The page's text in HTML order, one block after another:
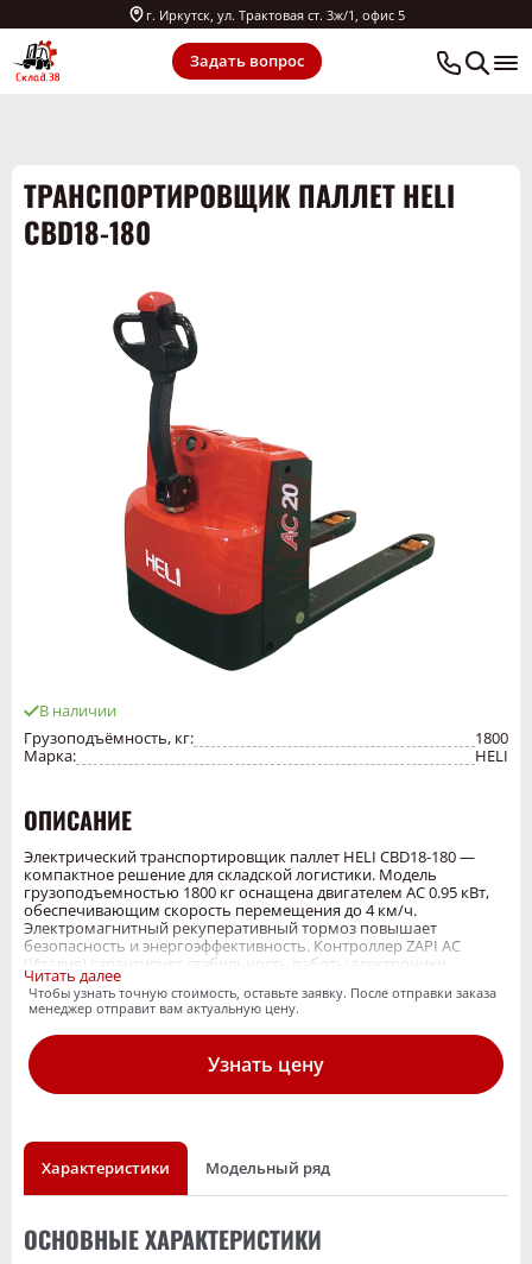
г. Иркутск, ул. Трактовая ст. 3ж/1, офис 5
Задать вопрос
ТРАНСПОРТИРОВЩИК ПАЛЛЕТ HELI
CBD18-180
В наличии
Грузоподъёмность, кг:
1800
Марка:
HELI
ОПИСАНИЕ
Электрический транспортировщик паллет HELI CBD18-180 —
компактное решение для складской логистики. Модель
грузоподъемностью 1800 кг оснащена двигателем AC 0.95 кВт,
обеспечивающим скорость перемещения до 4 км/ч.
Электромагнитный рекуперативный тормоз повышает
безопасность и энергоэффективность. Контроллер ZAPI AC
(Италия) гарантирует стабильность работы электроники.
Компактные габариты 1650×725 мм и минимальная ширина
коридора 1866 мм позволяют эффективно работать в узких
проходах. АКБ 24В/210Ач обеспечивает достаточную
автономность для интенсивной работы.
Читать далее
Чтобы узнать точную стоимость, оставьте заявку. После отправки заказа
менеджер отправит вам актуальную цену.
Узнать цену
Характеристики Модельный ряд
ОСНОВНЫЕ ХАРАКТЕРИСТИКИ